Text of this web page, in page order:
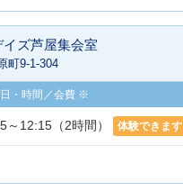
イズ芦屋集会室
町9-1-304
～12:15（2時間） 体験できます